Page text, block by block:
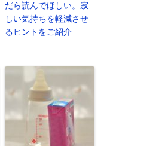
だら読んでほしい。寂
しい気持ちを軽減させ
るヒントをご紹介